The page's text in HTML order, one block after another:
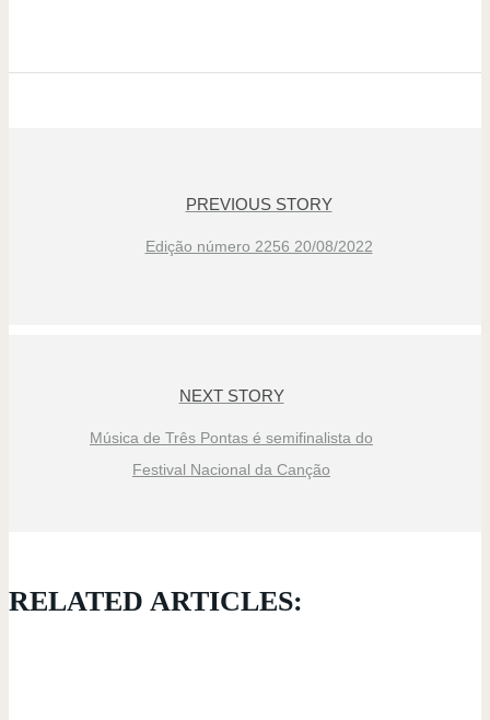
PREVIOUS STORY
Edição número 2256 20/08/2022
NEXT STORY
Música de Três Pontas é semifinalista do
Festival Nacional da Canção
RELATED ARTICLES: